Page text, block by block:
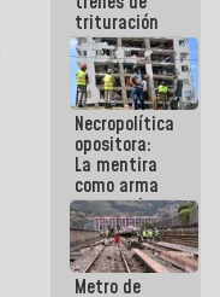
trituración
para
optimizar
manejo de
escombros
en La Guaira
Necropolítica
opositora:
La mentira
como arma
contra el
Pueblo
Metro de